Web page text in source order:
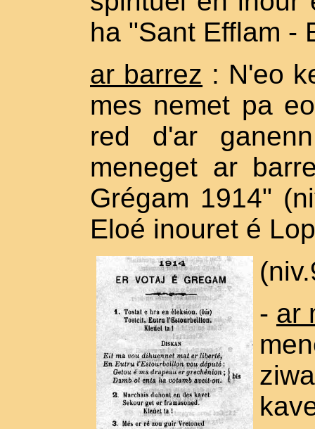
ha "Sant Efflam -
ar barrez : N'eo
mes nemet pa
red d'ar
meneget ar
Grégam 1914"
Eloé inouret é
- ar